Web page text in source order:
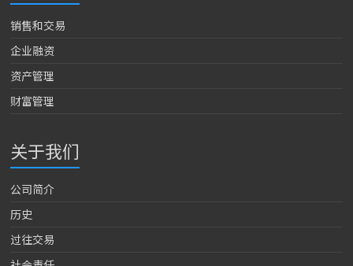
销售和交易
企业融资
资产管理
财富管理
关于我们
公司简介
历史
过往交易